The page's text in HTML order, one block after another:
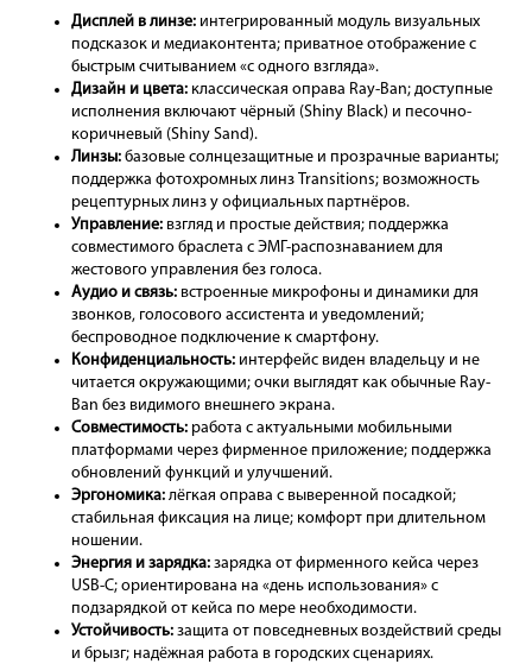
Дисплей в линзе: интегрированный модуль визуальных
подсказок и медиаконтента; приватное отображение с
быстрым считыванием «с одного взгляда».
Дизайн и цвета: классическая оправа Ray-Ban; доступные
исполнения включают чёрный (Shiny Black) и песочно-
коричневый (Shiny Sand).
Линзы: базовые солнцезащитные и прозрачные варианты;
поддержка фотохромных линз Transitions; возможность
рецептурных линз у официальных партнёров.
Управление: взгляд и простые действия; поддержка
совместимого браслета с ЭМГ-распознаванием для
жестового управления без голоса.
Аудио и связь: встроенные микрофоны и динамики для
звонков, голосового ассистента и уведомлений;
беспроводное подключение к смартфону.
Конфиденциальность: интерфейс виден владельцу и не
читается окружающими; очки выглядят как обычные Ray-
Ban без видимого внешнего экрана.
Совместимость: работа с актуальными мобильными
платформами через фирменное приложение; поддержка
обновлений функций и улучшений.
Эргономика: лёгкая оправа с выверенной посадкой;
стабильная фиксация на лице; комфорт при длительном
ношении.
Энергия и зарядка: зарядка от фирменного кейса через
USB-C; ориентирована на «день использования» с
подзарядкой от кейса по мере необходимости.
Устойчивость: защита от повседневных воздействий среды
и брызг; надёжная работа в городских сценариях.